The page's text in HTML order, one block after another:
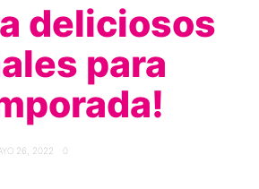
deliciosos
para
26, 2022 0